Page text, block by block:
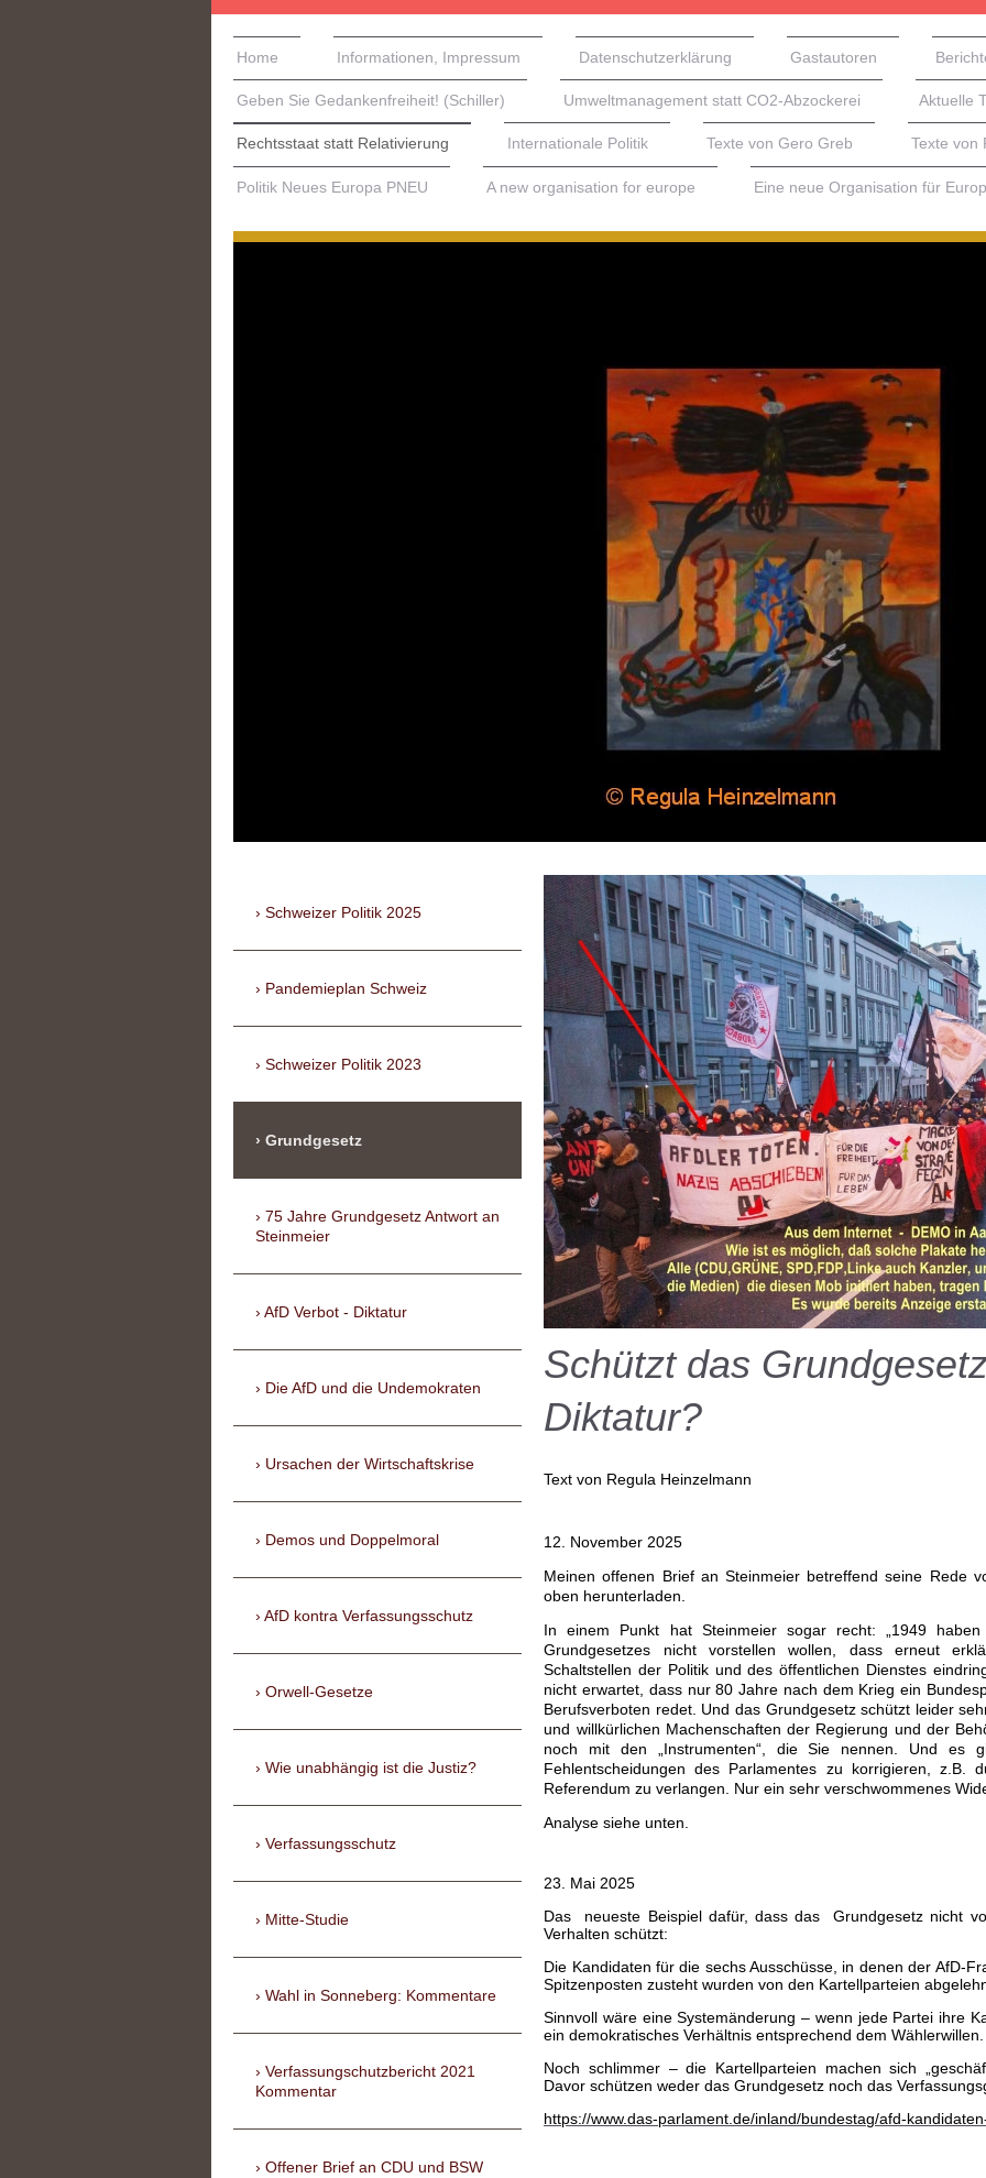
Home Informationen, Impressum Datenschutzerklärung Gastautoren
Geben Sie Gedankenfreiheit! (Schiller) Umweltmanagement statt CO2-Abzockerei Aktuelle
Rechtsstaat statt Relativierung Internationale Politik Texte von Gero Greb Texte von
Politik Neues Europa PNEU A new organisation for europe Eine neue Organisation für
Schützt das
Diktatur?
Text von Regula Heinzelmann
12. November 2025
Meinen offenen Brief an Steinmeier betreffend seine Rede
oben herunterladen.
In einem Punkt hat Steinmeier sogar recht: „1949
Grundgesetzes nicht vorstellen wollen, dass erneut
Schaltstellen der Politik und des öffentlichen Dienstes
nicht erwartet, dass nur 80 Jahre nach dem Krieg ein
Berufsverboten redet. Und das Grundgesetz schützt leider
und willkürlichen Machenschaften der Regierung und der
noch mit den „Instrumenten“, die Sie nennen. Und es
Fehlentscheidungen des Parlamentes zu korrigieren, z.B.
Referendum zu verlangen. Nur ein sehr verschwommenes
Analyse siehe unten.
23. Mai 2025
Das neueste Beispiel dafür, dass das Grundgesetz nicht
Verhalten schützt:
Die Kandidaten für die sechs Ausschüsse, in denen der AfD-
Spitzenposten zusteht wurden von den Kartellparteien
Sinnvoll wäre eine Systemänderung – wenn jede Partei ihre
ein demokratisches Verhältnis entsprechend dem Wählerwillen.
Noch schlimmer – die Kartellparteien machen sich
Davor schützen weder das Grundgesetz noch das
https://www.das-parlament.de/inland/bundestag/afd-
Schweizer Politik 2025
Pandemieplan Schweiz
Schweizer Politik 2023
Grundgesetz
75 Jahre Grundgesetz Antwort an
Steinmeier
AfD Verbot - Diktatur
Die AfD und die Undemokraten
Ursachen der Wirtschaftskrise
Demos und Doppelmoral
AfD kontra Verfassungsschutz
Orwell-Gesetze
Wie unabhängig ist die Justiz?
Verfassungsschutz
Mitte-Studie
Wahl in Sonneberg: Kommentare
Verfassungschutzbericht 2021
Kommentar
Offener Brief an CDU und BSW